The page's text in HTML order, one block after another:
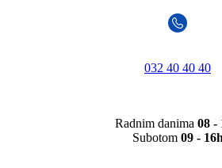
032 40 40 40
Radnim danima 08 -
Subotom 09 - 16h